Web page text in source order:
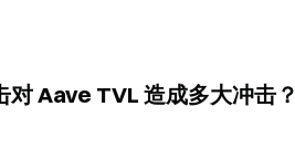
Aave TVL 造成多大冲击？